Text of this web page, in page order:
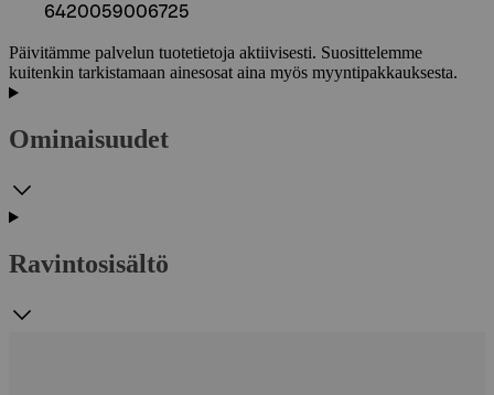
6420059006725
Päivitämme palvelun tuotetietoja aktiivisesti. Suosittelemme
kuitenkin tarkistamaan ainesosat aina myös myyntipakkauksesta.
Ominaisuudet
Ravintosisältö